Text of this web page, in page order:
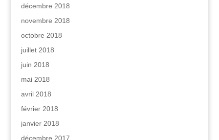
décembre 2018
novembre 2018
octobre 2018
juillet 2018
juin 2018
mai 2018
avril 2018
février 2018
janvier 2018
décembre 2017